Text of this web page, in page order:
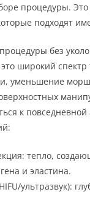
процедуры. Это
подходят
без
широкий спектр
уменьшение
к
тепло,
и эластина.
ультразвук):